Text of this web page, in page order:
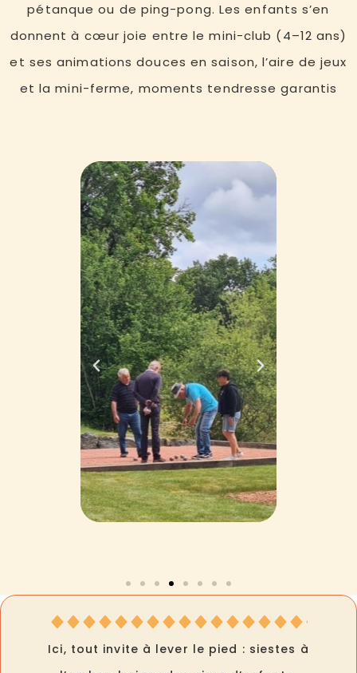
pétanque ou de ping-pong. Les enfants s’en
donnent à cœur joie entre le mini-club (4–12 ans)
et ses animations douces en saison, l’aire de jeux
et la mini-ferme, moments tendresse garantis
Ici, tout invite à lever le pied : siestes à